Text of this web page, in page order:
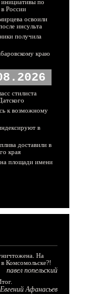
по
России
освоили
инсульта
получила
краю
стилиста
к возможному
в
доставили в
края
площади имени
На
Комсомольске?!
павел попельский
Евгений Афанасьев